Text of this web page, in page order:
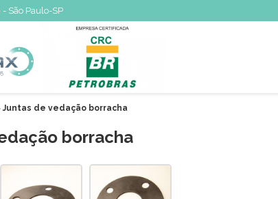
São Paulo-SP
Juntas de vedação borracha
borracha